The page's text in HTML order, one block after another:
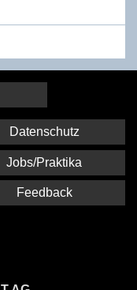
Datenschutz
Jobs/Praktika
Feedback